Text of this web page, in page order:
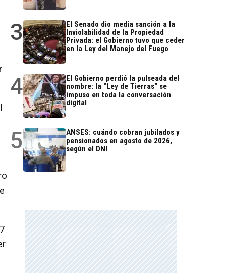
3
El Senado dio media sanción a la
Inviolabilidad de la Propiedad
Privada: el Gobierno tuvo que ceder
en la Ley del Manejo del Fuego
4
El Gobierno perdió la pulseada del
nombre: la "Ley de Tierras" se
impuso en toda la conversación
digital
5
ANSES: cuándo cobran jubilados y
pensionados en agosto de 2026,
según el DNI